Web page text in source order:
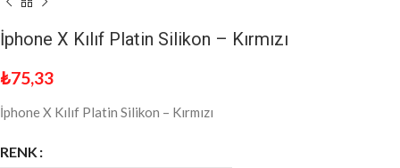
İphone X Kılıf Platin Silikon – Kırmızı
₺75,33
İphone X Kılıf Platin Silikon – Kırmızı
RENK